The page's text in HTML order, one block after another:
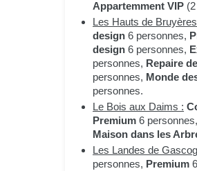
Appartemment VIP
Les Hauts de
design 6 personnes,
design 6 personnes,
personnes, Repaire
personnes, Monde
personnes.
Le Bois aux Daims :
Premium 6
Maison dans les
Les Landes de
personnes, Premium